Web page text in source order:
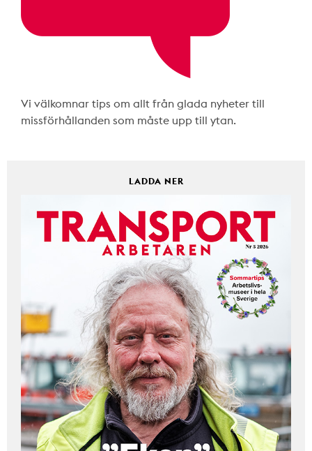
Vi välkomnar tips om allt från glada nyheter till
missförhållanden som måste upp till ytan.
LADDA NER